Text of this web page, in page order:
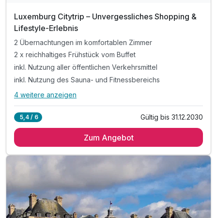
Luxemburg Citytrip – Unvergessliches Shopping &
Lifestyle-Erlebnis
2 Übernachtungen im komfortablen Zimmer
2 x reichhaltiges Frühstück vom Buffet
inkl. Nutzung aller öffentlichen Verkehrsmittel
inkl. Nutzung des Sauna- und Fitnessbereichs
Alle Inklusivleistungen
2 x reichhaltiges Frühstück vom Buffet
inkl. Nutzung des Sauna- und Fitnessbereichs
inkl. WLAN Nutzung
inkl. Stadtplan
inkl. Außenparkplatz am Hotel nach Verfügbarkeit
4 weitere anzeigen
5,4 / 6 Gültig bis 31.12.2030
Zum Angebot